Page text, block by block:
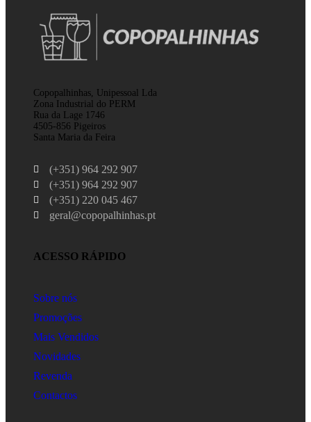
Copopalhinhas, Unipessoal Lda
Zona Industrial do PERM
Rua da Lage 1746
4505-856 Pigeiros
Santa Maria da Feira
(+351) 964 292 907
(+351) 964 292 907
(+351) 220 045 467
geral@copopalhinhas.pt
ACESSO RÁPIDO
Sobre nós
Promoções
Mais Vendidos
Novidades
Revenda
Contactos